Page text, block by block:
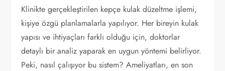
Klinikte gerçekleştirilen kepçe kulak düzeltme işlemi,
kişiye özgü planlamalarla yapılıyor. Her bireyin kulak
yapısı ve ihtiyaçları farklı olduğu için, doktorlar
detaylı bir analiz yaparak en uygun yöntemi belirliyor.
Peki, nasıl çalışıyor bu sistem? Ameliyatları, en son